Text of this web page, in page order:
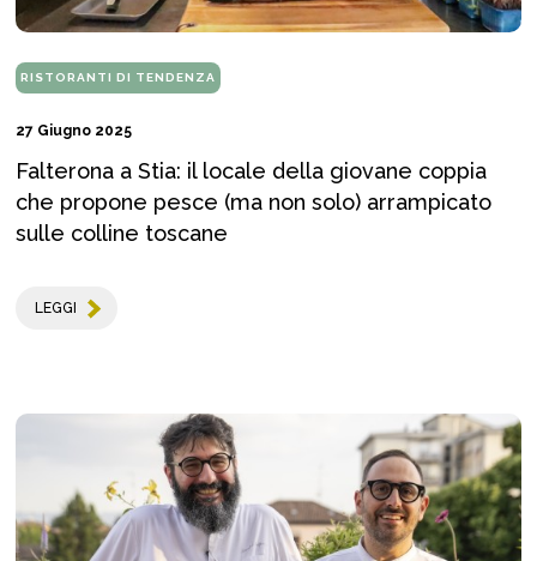
RISTORANTI DI TENDENZA
27 Giugno 2025
Falterona a Stia: il locale della giovane coppia
che propone pesce (ma non solo) arrampicato
sulle colline toscane
LEGGI